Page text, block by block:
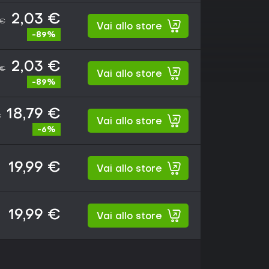
2,03 €
-89%
Vai allo store
2,03 €
-89%
Vai allo store
18,79 €
-6%
Vai allo store
19,99 € Vai allo store
19,99 € Vai allo store